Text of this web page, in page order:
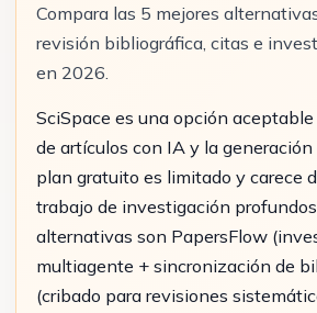
Compara las 5 mejores
revisión bibliográfica, citas e
en 2026.
SciSpace es una opción
de artículos con IA y la generación
plan gratuito es limitado y carece
trabajo de investigación
alternativas son PapersFlow
multiagente + sincronización de
(cribado para revisiones